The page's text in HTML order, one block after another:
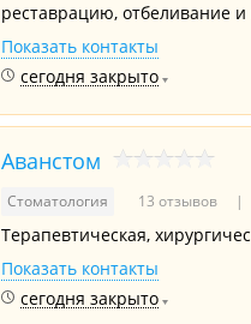
реставрацию, отбеливание
Показать контакты
сегодня закрыто
Аванстом
Стоматология 13 отзывов
Терапевтическая,
Показать контакты
сегодня закрыто